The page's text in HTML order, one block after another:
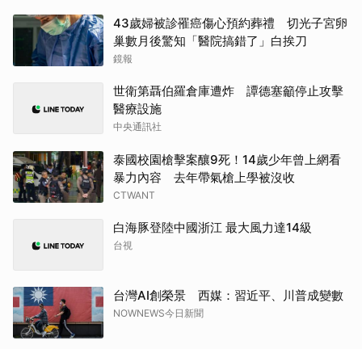
43歲婦被診罹癌傷心預約葬禮 切光子宮卵
巢數月後驚知「醫院搞錯了」白挨刀
鏡報
世衛第聶伯羅倉庫遭炸 譚德塞籲停止攻擊
醫療設施
中央通訊社
泰國校園槍擊案釀9死！14歲少年曾上網看
暴力內容 去年帶氣槍上學被沒收
CTWANT
白海豚登陸中國浙江 最大風力達14級
台視
台灣AI創榮景 西媒：習近平、川普成變數
NOWNEWS今日新聞